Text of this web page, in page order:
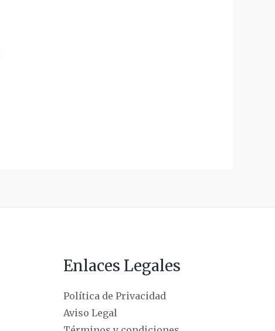
Enlaces Legales
Política de Privacidad
Aviso Legal